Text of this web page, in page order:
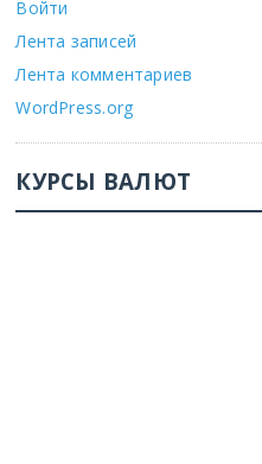
Войти
Лента записей
Лента комментариев
WordPress.org
КУРСЫ ВАЛЮТ